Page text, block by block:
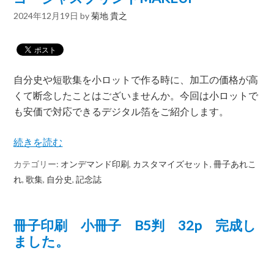
2024年12月19日 by菊地 貴之
自分史や短歌集を小ロットで作る時に、加工の価格が高
くて断念したことはございませんか。今回は小ロットで
も安価で対応できるデジタル箔をご紹介します。
続きを読む
カテゴリー: オンデマンド印刷, カスタマイズセット,冊子あれこ
れ,歌集, 自分史,記念誌
冊子印刷 小冊子 B5判 32p 完成し
ました。